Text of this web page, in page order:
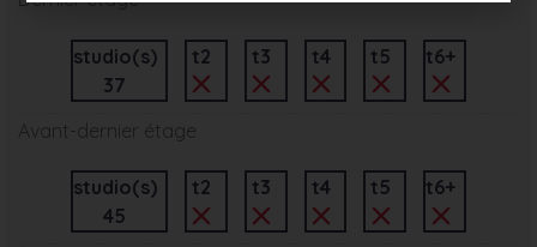
studio(s)
37
t2 t3 t4 t5 t6+
Avant-dernier étage
studio(s)
45
t2 t3 t4 t5 t6+